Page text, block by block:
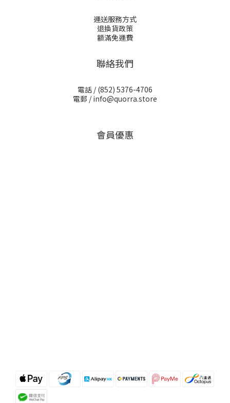
運送服務方式
退換貨政策
額滿免運費
聯絡我們
電話 /(852) 5376-4706
電郵 /info@quorra.store
會員優惠